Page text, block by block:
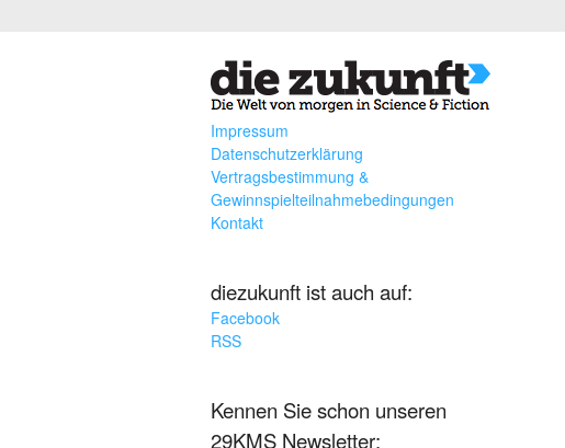
Impressum
Datenschutzerklärung
Vertragsbestimmung &
Gewinnspielteilnahmebedingungen
Kontakt
diezukunft ist auch auf:
Facebook
RSS
Kennen Sie schon unseren
29KMS Newsletter: